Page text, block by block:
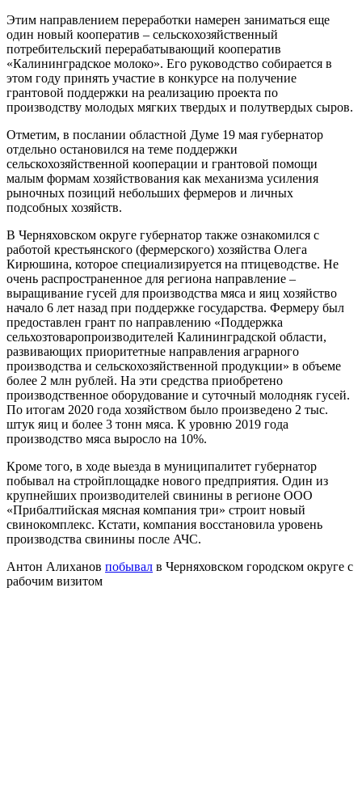
Этим направлением переработки намерен заниматься еще
один новый кооператив – сельскохозяйственный
потребительский перерабатывающий кооператив
«Калининградское молоко». Его руководство собирается в
этом году принять участие в конкурсе на получение
грантовой поддержки на реализацию проекта по
производству молодых мягких твердых и полутвердых сыров.
Отметим, в послании областной Думе 19 мая губернатор
отдельно остановился на теме поддержки
сельскохозяйственной кооперации и грантовой помощи
малым формам хозяйствования как механизма усиления
рыночных позиций небольших фермеров и личных
подсобных хозяйств.
В Черняховском округе губернатор также ознакомился с
работой крестьянского (фермерского) хозяйства Олега
Кирюшина, которое специализируется на птицеводстве. Не
очень распространенное для региона направление –
выращивание гусей для производства мяса и яиц хозяйство
начало 6 лет назад при поддержке государства. Фермеру был
предоставлен грант по направлению «Поддержка
сельхозтоваропроизводителей Калининградской области,
развивающих приоритетные направления аграрного
производства и сельскохозяйственной продукции» в объеме
более 2 млн рублей. На эти средства приобретено
производственное оборудование и суточный молодняк гусей.
По итогам 2020 года хозяйством было произведено 2 тыс.
штук яиц и более 3 тонн мяса. К уровню 2019 года
производство мяса выросло на 10%.
Кроме того, в ходе выезда в муниципалитет губернатор
побывал на стройплощадке нового предприятия. Один из
крупнейших производителей свинины в регионе ООО
«Прибалтийская мясная компания три» строит новый
свинокомплекс. Кстати, компания восстановила уровень
производства свинины после АЧС.
Антон Алиханов побывал в Черняховском городском округе с
рабочим визитом